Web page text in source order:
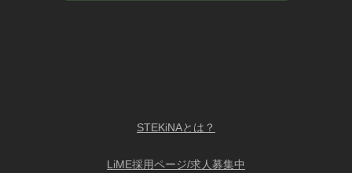
STEKiNAとは？
LiME採用ページ/求人募集中